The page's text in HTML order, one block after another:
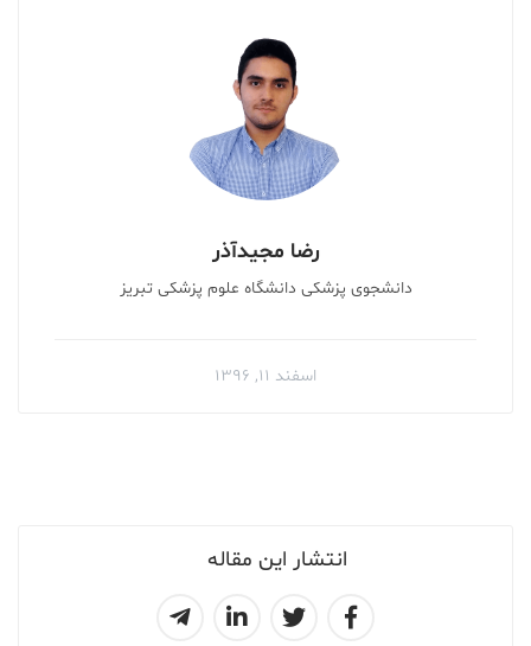
انتشار این مقاله
رضا مجیدآذر
دانشجوی پزشکی دانشگاه علوم پزشکی تبریز
اسفند ۱۱, ۱۳۹۶